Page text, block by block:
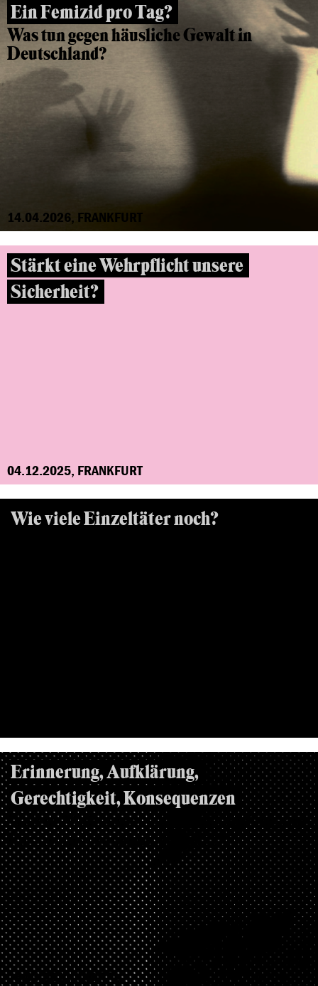
Ein Femizid pro Tag?
Was tun gegen häusliche Gewalt in
Deutschland?
14.04.2026, FRANKFURT
Stärkt eine Wehrpflicht unsere
Sicherheit?
04.12.2025, FRANKFURT
Wie viele Einzeltäter noch?
Erinnerung, Aufklärung,
Gerechtigkeit, Konsequenzen
Welche Maßnahmen zur Bekämpfung von
Rassismus brauchen wir jetzt?
23.03.2021, DIGITAL